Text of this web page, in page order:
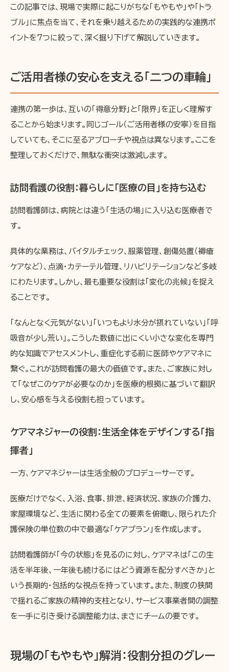
この記事では、現場で実際に起こりがちな「もやもや」や「トラ
ブル」に焦点を当て、それを乗り越えるための実践的な連携ポ
イントを7つに絞って、深く掘り下げて解説していきます。
ご活用者様の安心を支える「二つの車輪」
連携の第一歩は、互いの「得意分野」と「限界」を正しく理解す
ることから始まります。同じゴール（ご活用者様の安寧）を目指
していても、そこに至るアプローチや視点は異なります。ここを
整理しておくだけで、無駄な衝突は激減します。
訪問看護の役割：暮らしに「医療の目」を持ち込む
訪問看護師は、病院とは違う「生活の場」に入り込む医療者で
す。
具体的な業務は、バイタルチェック、服薬管理、創傷処置（褥瘡
ケアなど）、点滴・カテーテル管理、リハビリテーションなど多岐
にわたります。しかし、最も重要な役割は「変化の兆候」を捉え
ることです。
「なんとなく元気がない」「いつもより水分が摂れていない」「呼
吸音が少し荒い」。こうした数値に出にくい小さな変化を専門
的な知識でアセスメントし、重症化する前に医師やケアマネに
繋ぐ。これが訪問看護の最大の価値です。また、ご家族に対し
て「なぜこのケアが必要なのか」を医療的根拠に基づいて翻訳
し、安心感を与える役割も担っています。
ケアマネジャーの役割：生活全体をデザインする「指
揮者」
一方、ケアマネジャーは生活全般のプロデューサーです。
医療だけでなく、入浴、食事、排泄、経済状況、家族の介護力、
家屋環境など、生活に関わる全ての要素を俯瞰し、限られた介
護保険の単位数の中で最適な「ケアプラン」を作成します。
訪問看護師が「今の状態」を見るのに対し、ケアマネは「この生
活を半年後、一年後も続けるにはどう資源を配分すべきか」と
いう長期的・包括的な視点を持っています。また、制度の狭間
で揺れるご家族の精神的支柱となり、サービス事業者間の調整
を一手に引き受ける調整能力は、まさにチームの要です。
現場の「もやもや」解消：役割分担のグレー